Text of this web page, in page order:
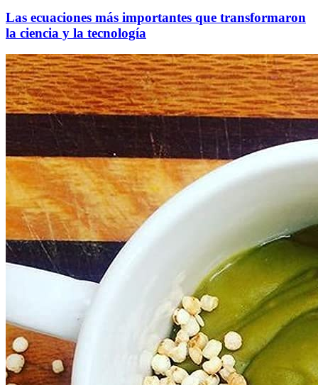
Las ecuaciones más importantes que transformaron
la ciencia y la tecnología